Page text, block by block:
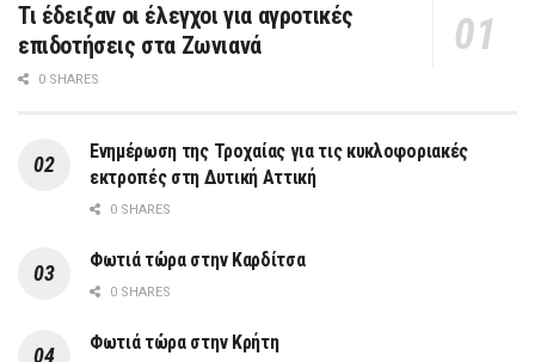
Τι έδειξαν οι έλεγχοι για αγροτικές
επιδοτήσεις στα Ζωνιανά
0 SHARES
Ενημέρωση της Τροχαίας για τις κυκλοφοριακές
εκτροπές στη Δυτική Αττική
0 SHARES
Φωτιά τώρα στην Καρδίτσα
0 SHARES
Φωτιά τώρα στην Κρήτη